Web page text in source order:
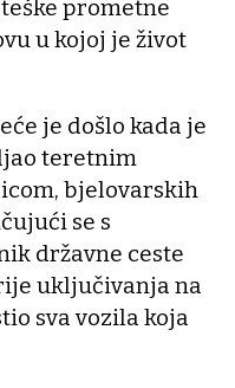
prometne
u kojoj je život
je došlo kada je
teretnim
bjelovarskih
se s
državne ceste
uključivanja na
sva vozila koja